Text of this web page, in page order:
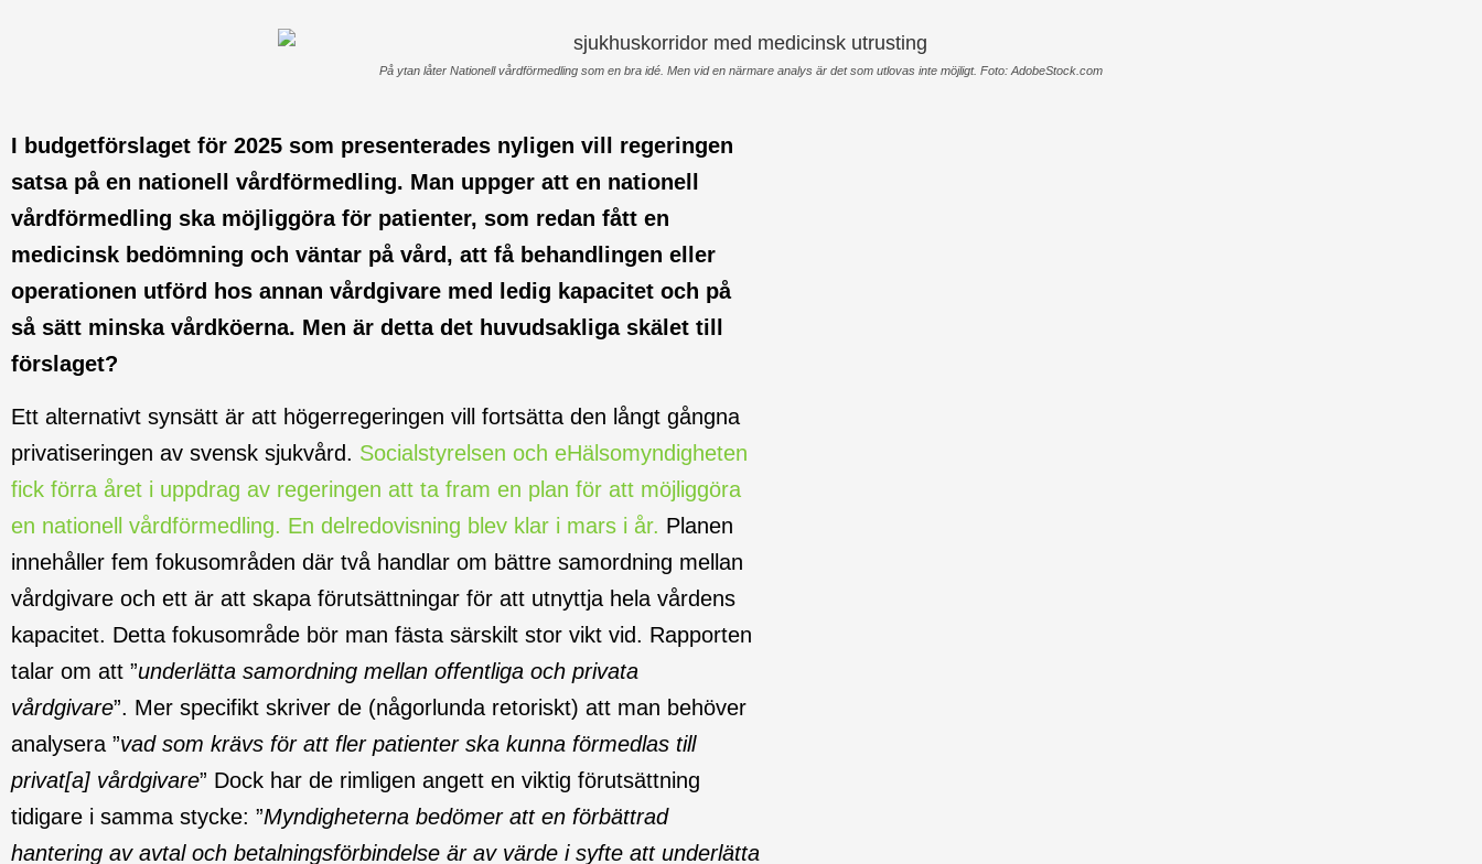
På ytan låter Nationell vårdförmedling som en bra idé. Men vid en närmare analys är det som utlovas inte möjligt. Foto: AdobeStock.com
I budgetförslaget för 2025 som presenterades nyligen vill regeringen
satsa på en nationell vårdförmedling. Man uppger att en nationell
vårdförmedling ska möjliggöra för patienter, som redan fått en
medicinsk bedömning och väntar på vård, att få behandlingen eller
operationen utförd hos annan vårdgivare med ledig kapacitet och på
så sätt minska vårdköerna. Men är detta det huvudsakliga skälet till
förslaget?
Ett alternativt synsätt är att högerregeringen vill fortsätta den långt gångna
privatiseringen av svensk sjukvård. Socialstyrelsen och eHälsomyndigheten
fick förra året i uppdrag av regeringen att ta fram en plan för att möjliggöra
en nationell vårdförmedling. En delredovisning blev klar i mars i år. Planen
innehåller fem fokusområden där två handlar om bättre samordning mellan
vårdgivare och ett är att skapa förutsättningar för att utnyttja hela vårdens
kapacitet. Detta fokusområde bör man fästa särskilt stor vikt vid. Rapporten
talar om att ”underlätta samordning mellan offentliga och privata
vårdgivare”. Mer specifikt skriver de (någorlunda retoriskt) att man behöver
analysera ”vad som krävs för att fler patienter ska kunna förmedlas till
privat[a] vårdgivare” Dock har de rimligen angett en viktig förutsättning
tidigare i samma stycke: ”Myndigheterna bedömer att en förbättrad
hantering av avtal och betalningsförbindelse är av värde i syfte att underlätta